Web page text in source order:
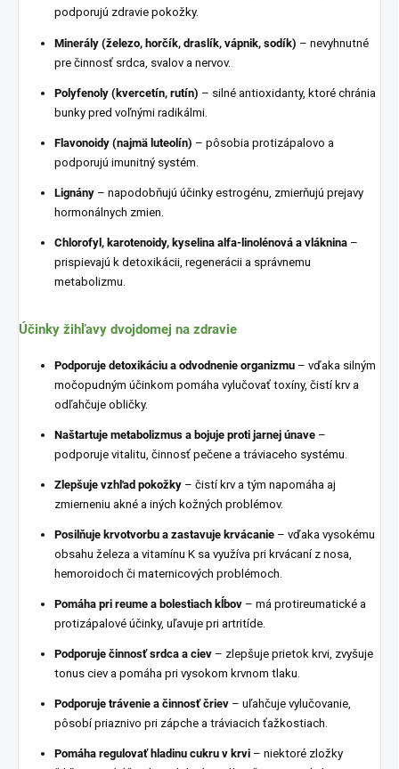
podporujú zdravie pokožky.
Minerály (železo, horčík, draslík, vápnik, sodík) – nevyhnutné
pre činnosť srdca, svalov a nervov.
Polyfenoly (kvercetín, rutín) – silné antioxidanty, ktoré chránia
bunky pred voľnými radikálmi.
Flavonoidy (najmä luteolín) – pôsobia protizápalovo a
podporujú imunitný systém.
Lignány – napodobňujú účinky estrogénu, zmierňujú prejavy
hormonálnych zmien.
Chlorofyl, karotenoidy, kyselina alfa-linolénová a vláknina –
prispievajú k detoxikácii, regenerácii a správnemu
metabolizmu.
Účinky žihľavy dvojdomej na zdravie
Podporuje detoxikáciu a odvodnenie organizmu – vďaka silným
močopudným účinkom pomáha vylučovať toxíny, čistí krv a
odľahčuje obličky.
Naštartuje metabolizmus a bojuje proti jarnej únave –
podporuje vitalitu, činnosť pečene a tráviaceho systému.
Zlepšuje vzhľad pokožky – čistí krv a tým napomáha aj
zmierneniu akné a iných kožných problémov.
Posilňuje krvotvorbu a zastavuje krvácanie – vďaka vysokému
obsahu železa a vitamínu K sa využíva pri krvácaní z nosa,
hemoroidoch či maternicových problémoch.
Pomáha pri reume a bolestiach kĺbov – má protireumatické a
protizápalové účinky, uľavuje pri artritíde.
Podporuje činnosť srdca a ciev – zlepšuje prietok krvi, zvyšuje
tonus ciev a pomáha pri vysokom krvnom tlaku.
Podporuje trávenie a činnosť čriev – uľahčuje vylučovanie,
pôsobí priaznivo pri zápche a tráviacich ťažkostiach.
Pomáha regulovať hladinu cukru v krvi – niektoré zložky